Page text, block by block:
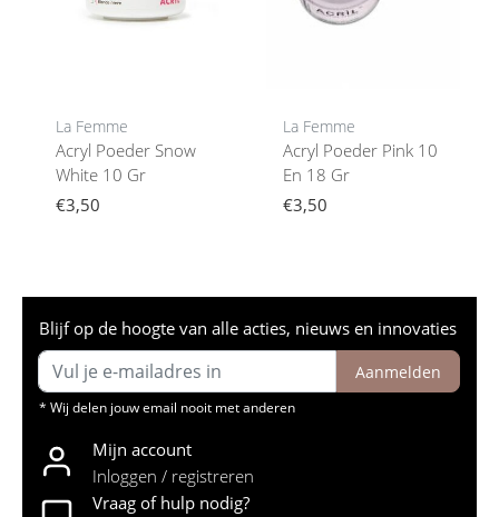
La Femme
Acryl Poeder Snow
White 10 Gr
€3,50
La Femme
Acryl Poeder Pink 10
En 18 Gr
€3,50
Blijf op de hoogte van alle acties, nieuws en innovaties
Aanmelden
* Wij delen jouw email nooit met anderen
Mijn account
Inloggen / registreren
Vraag of hulp nodig?